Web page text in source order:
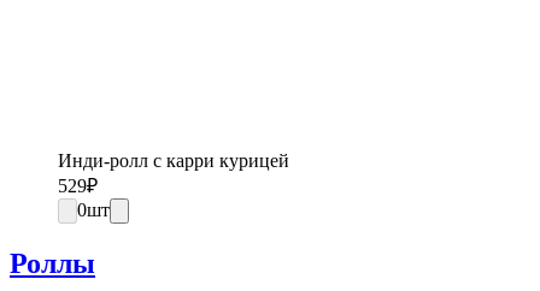
Инди-ролл с карри курицей
529₽
0шт
Роллы